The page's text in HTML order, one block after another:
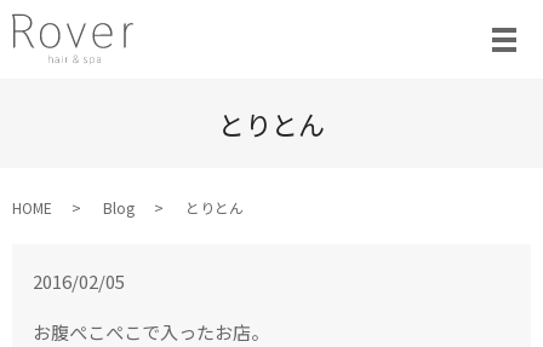
とりとん
HOME Blog とりとん
2016/02/05
お腹ぺこぺこで入ったお店。